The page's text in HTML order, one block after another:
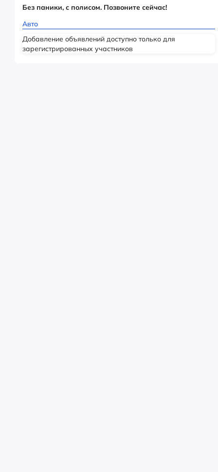
Без паники, с полисом. Позвоните сейчас!
Авто
Добавление объявлений доступно только для
зарегистрированных участников